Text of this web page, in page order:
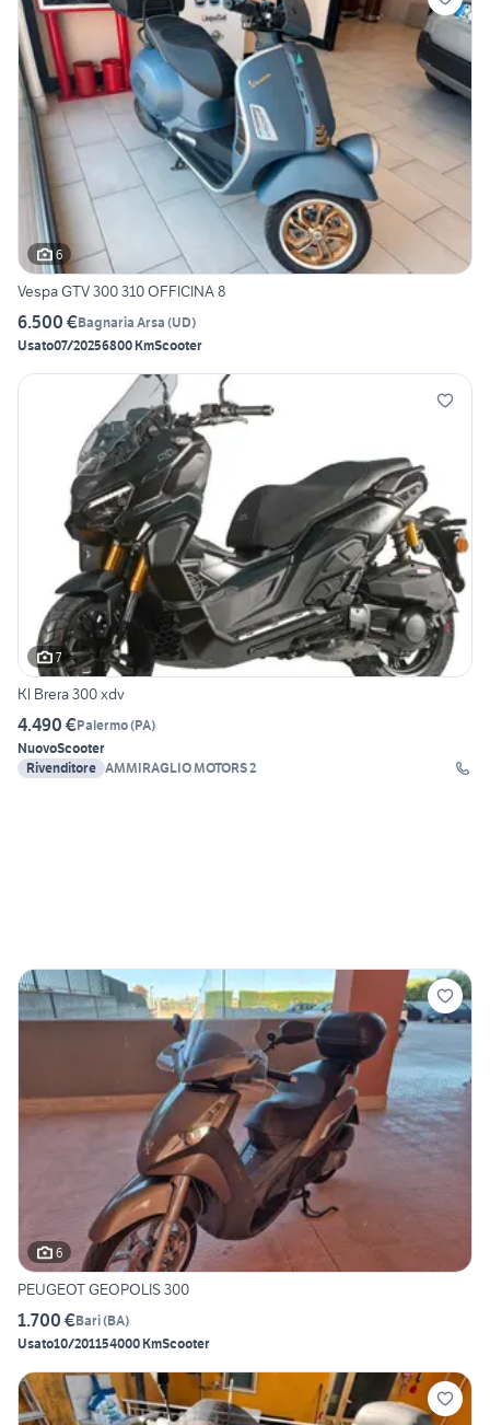
6
Vespa GTV 300 310 OFFICINA 8
6.500 €Bagnaria Arsa (UD)
Usato07/20256800 KmScooter
7
Kl Brera 300 xdv
4.490 €Palermo(PA)
NuovoScooter
Rivenditore AMMIRAGLIO MOTORS 2
6
PEUGEOT GEOPOLIS 300
1.700 €Bari(BA)
Usato10/201154000 KmScooter